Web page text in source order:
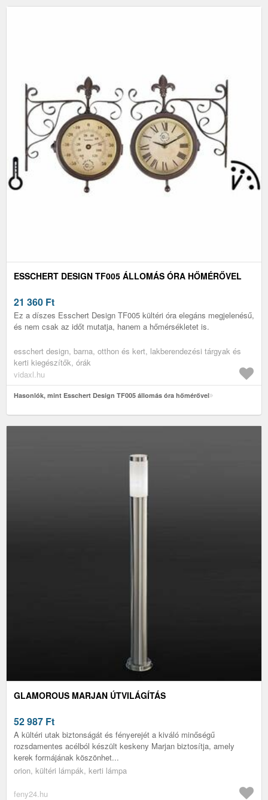
ESSCHERT DESIGN TF005 ÁLLOMÁS ÓRA HŐMÉRŐVEL
21 360 Ft
Ez a díszes Esschert Design TF005 kültéri óra elegáns megjelenésű,
és nem csak az időt mutatja, hanem a hőmérsékletet is.
esschert design, barna, otthon és kert, lakberendezési tárgyak és
kerti kiegészítők, órák
vidaxl.hu
Hasonlók, mint Esschert Design TF005 állomás óra hőmérővel
GLAMOROUS MARJAN ÚTVILÁGÍTÁS
52 987 Ft
A kültéri utak biztonságát és fényerejét a kiváló minőségű
rozsdamentes acélból készült keskeny Marjan biztosítja, amely
kerek formájának köszönhet...
orion, kültéri lámpák, kerti lámpa
feny24.hu